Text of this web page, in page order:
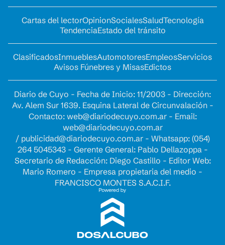
Cartas del lectorOpinionSocialesSaludTecnología
TendenciaEstado del tránsito
ClasificadosInmueblesAutomotoresEmpleosServicios
Avisos Fúnebres y MisasEdictos
Diario de Cuyo - Fecha de Inicio: 11/2003 - Dirección:
Av. Alem Sur 1639. Esquina Lateral de Circunvalación -
Contacto: web@diariodecuyo.com.ar- Email:
web@diariodecuyo.com.ar
/ publicidad@diariodecuyo.com.ar- Whatsapp: (054)
264 5045343 - Gerente General: Pablo Dellazoppa -
Secretario de Redacción: Diego Castillo - Editor Web:
Mario Romero - Empresa propietaria del medio -
FRANCISCO MONTES S.A.C.I.F.